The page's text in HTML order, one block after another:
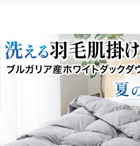
羽毛布団 羽毛布団 セミダブル 肌掛け 肌掛け
夏用 春用 抗菌防臭 無地 ダニプルーフ 花粉